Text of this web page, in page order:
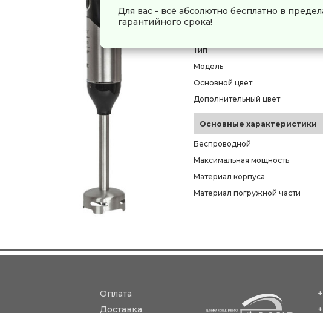
Страна-производитель
Тип
Модель
Основной цвет
Дополнительный цвет
Основные характеристики
Беспроводной
Максимальная мощность
Материал корпуса
Материал погружной части
Оплата
Доставка
Для вас - всё абсолютно бесплатно в
гарантийного срока!